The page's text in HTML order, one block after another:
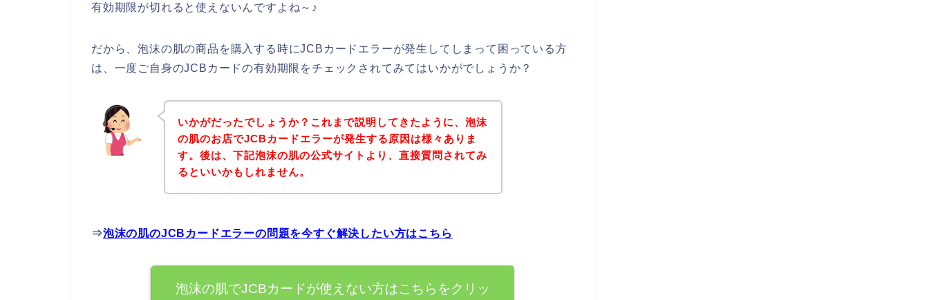
有効期限が切れると使えないんですよね～♪
だから、泡沫の肌の商品を購入する時にJCBカードエラーが発生してしまって困っている方
は、一度ご自身のJCBカードの有効期限をチェックされてみてはいかがでしょうか？
いかがだったでしょうか？これまで説明してきたように、泡沫
の肌のお店でJCBカードエラーが発生する原因は様々ありま
す。後は、下記泡沫の肌の公式サイトより、直接質問されてみ
るといいかもしれません。
⇒泡沫の肌のJCBカードエラーの問題を今すぐ解決したい方はこちら
泡沫の肌でJCBカードが使えない方はこちらをクリッ